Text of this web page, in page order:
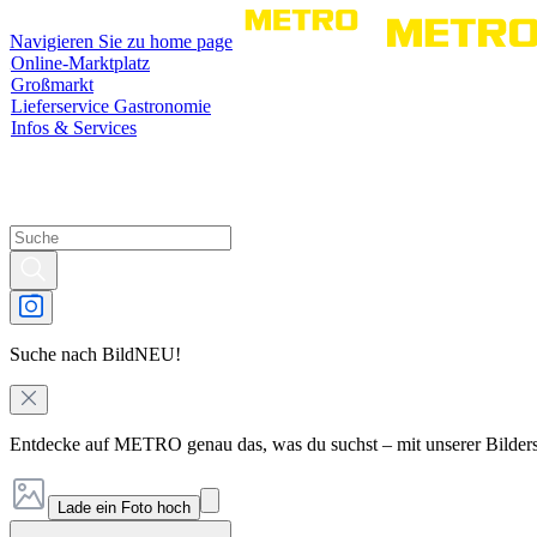
Navigieren Sie zu home page
Online-Marktplatz
Großmarkt
Lieferservice Gastronomie
Infos & Services
Suche nach BildNEU!
Entdecke auf METRO genau das, was du suchst – mit unserer
Lade ein Foto hoch